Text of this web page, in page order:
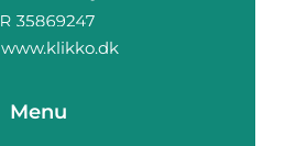
www.klikko.dk
Menu